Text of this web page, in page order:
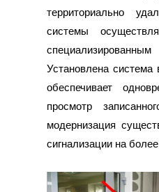
территориально
системы
Установлена
обеспечивает
просмотр
модернизация
сигнализации на